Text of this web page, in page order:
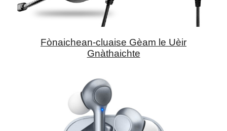
Fònaichean-cluaise Gèam le Uèir
Gnàthaichte